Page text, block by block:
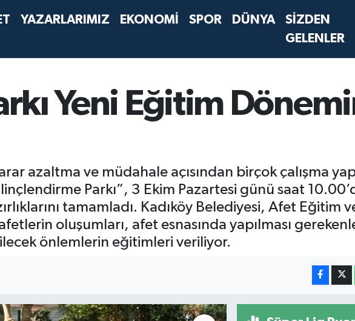
YAZARLARIMIZ EKONOMİ SPOR DÜNYA
SİZDEN
GELENLER
Yeni Eğitim
azaltma ve müdahale açısından birçok çalışma
Parkı”, 3 Ekim Pazartesi günü saat
tamamladı. Kadıköy Belediyesi, Afet Eğitim
oluşumları, afet esnasında yapılması
önlemlerin eğitimleri veriliyor.